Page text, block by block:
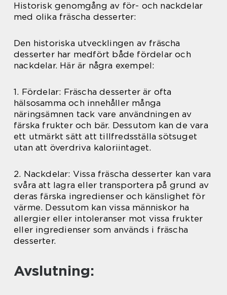
Historisk genomgång av för- och nackdelar
med olika fräscha desserter:
Den historiska utvecklingen av fräscha
desserter har medfört både fördelar och
nackdelar. Här är några exempel:
1. Fördelar: Fräscha desserter är ofta
hälsosamma och innehåller många
näringsämnen tack vare användningen av
färska frukter och bär. Dessutom kan de vara
ett utmärkt sätt att tillfredsställa sötsuget
utan att överdriva kaloriintaget.
2. Nackdelar: Vissa fräscha desserter kan vara
svåra att lagra eller transportera på grund av
deras färska ingredienser och känslighet för
värme. Dessutom kan vissa människor ha
allergier eller intoleranser mot vissa frukter
eller ingredienser som används i fräscha
desserter.
Avslutning: